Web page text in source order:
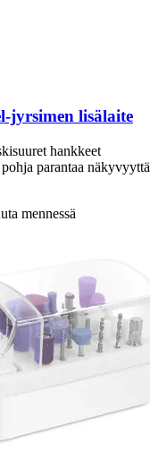
​jyrsimen lisälaite
hankkeet
parantaa näkyvyyttä
mennessä